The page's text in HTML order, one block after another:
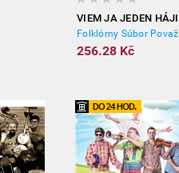
VIEM JA JEDEN
Folklórny Súbor
256.28 Kč